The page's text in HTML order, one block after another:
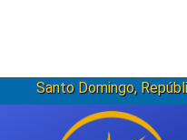
Santo Domingo,